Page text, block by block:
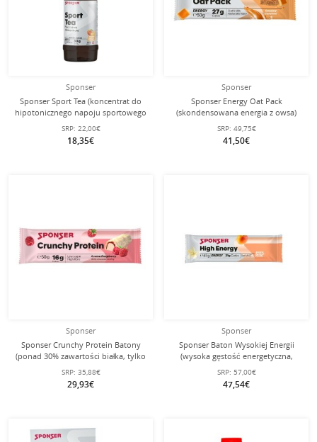
Sponser
Sponser Sport Tea (koncentrat do
hipotonicznego napoju sportowego
z elektrolitami) brzoskwinia 1 litr
butelka
SRP: 22,00€
18,35€
Sponser
Sponser Energy Oat Pack
(skondensowana energia z owsa)
Karmelowy 25x50g Pudełko
SRP: 49,75€
41,50€
Sponser
Sponser Crunchy Protein Batony
(ponad 30% zawartości białka, tylko
1,8g cukru na batonik) Malina
12x50g Pudełko
SRP: 35,88€
29,93€
Sponser
Sponser Baton Wysokiej Energii
(wysoka gęstość energetyczna,
optymalna tolerancja)
Morela/Wanilia 30x45g Pudełko
SRP: 57,00€
47,54€